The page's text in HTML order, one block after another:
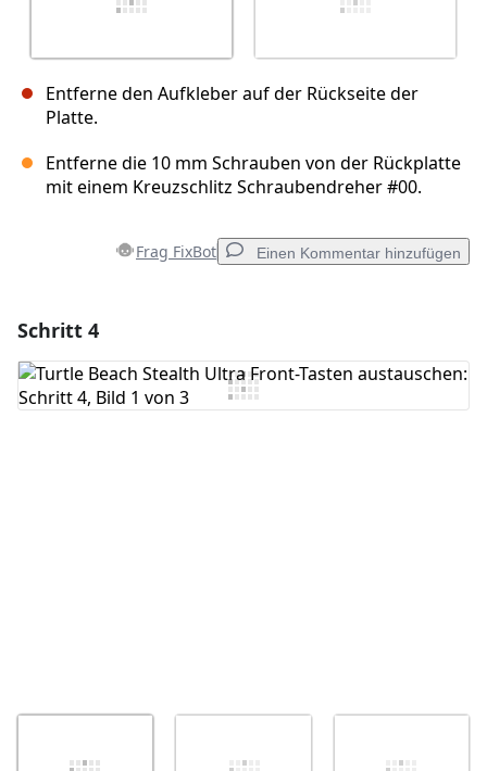
Entferne den Aufkleber auf der Rückseite der
Platte.
Entferne die 10 mm Schrauben von der Rückplatte
mit einem Kreuzschlitz Schraubendreher #00.
Frag FixBot Einen Kommentar hinzufügen
Kommentar hinzufügen
Schritt 4